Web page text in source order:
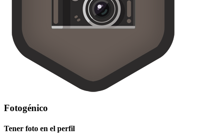
Fotogénico
Tener foto en el perfil